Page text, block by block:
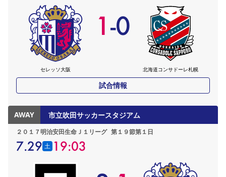
セレッソ大阪
1-0
北海道コンサドーレ札幌
試合情報
AWAY 市立吹田サッカースタジアム
２０１７明治安田生命Ｊ１リーグ 第１９節第１日
7.29 土 19:03